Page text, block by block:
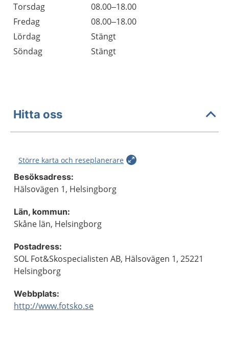
Torsdag
08.00–18.00
Fredag
08.00–18.00
Lördag
Stängt
Söndag
Stängt
Hitta oss
Större karta och reseplanerare
Besöksadress:
Hälsovägen 1, Helsingborg
Län, kommun:
Skåne län, Helsingborg
Postadress:
SOL Fot&Skospecialisten AB, Hälsovägen 1, 25221
Helsingborg
Webbplats:
http://www.fotsko.se